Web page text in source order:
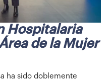
Hospitalaria
de la Mujer
ha sido doblemente